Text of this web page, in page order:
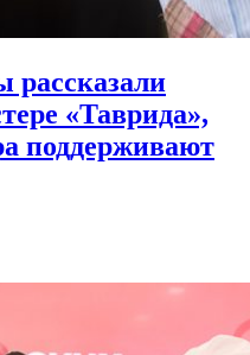
рассказали
«Таврида»,
поддерживают